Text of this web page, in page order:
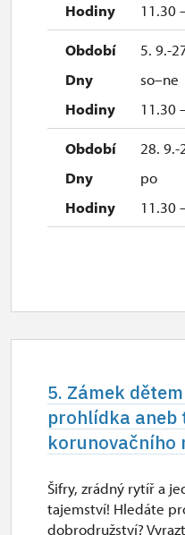
11.30
5. 9.-
so–ne
11.30
28. 9.-
po
11.30
28.
11.30
31.
11.30
5. Zámek
prohlídka aneb
korunovačního
Šifry, zrádný rytíř a
tajemství! Hledáte
dobrodružství?